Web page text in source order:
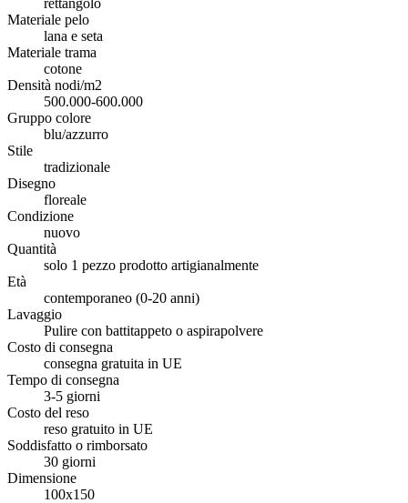
Materiale pelo
lana e seta
Materiale trama
cotone
Densità nodi/m2
500.000-600.000
Gruppo colore
blu/azzurro
Stile
tradizionale
Disegno
floreale
Condizione
nuovo
Quantità
solo 1 pezzo prodotto artigianalmente
Età
contemporaneo (0-20 anni)
Lavaggio
Pulire con battitappeto o aspirapolvere
Costo di consegna
consegna gratuita in UE
Tempo di consegna
3-5 giorni
Costo del reso
reso gratuito in UE
Soddisfatto o rimborsato
30 giorni
Dimensione
100x150